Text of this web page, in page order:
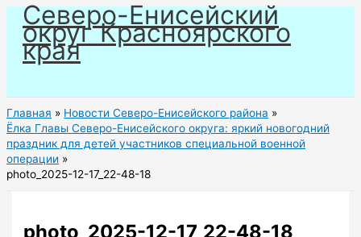
Перейти
содержимому
Северо-Енисейский
округ Красноярского
края
Главная
Новости Северо-Енисейского района
Ёлка Главы Северо-Енисейского округа: яркий новогодний
праздник для детей участников специальной военной
операции
photo_2025-12-17_22-48-18
photo_2025-12-17_22-48-18